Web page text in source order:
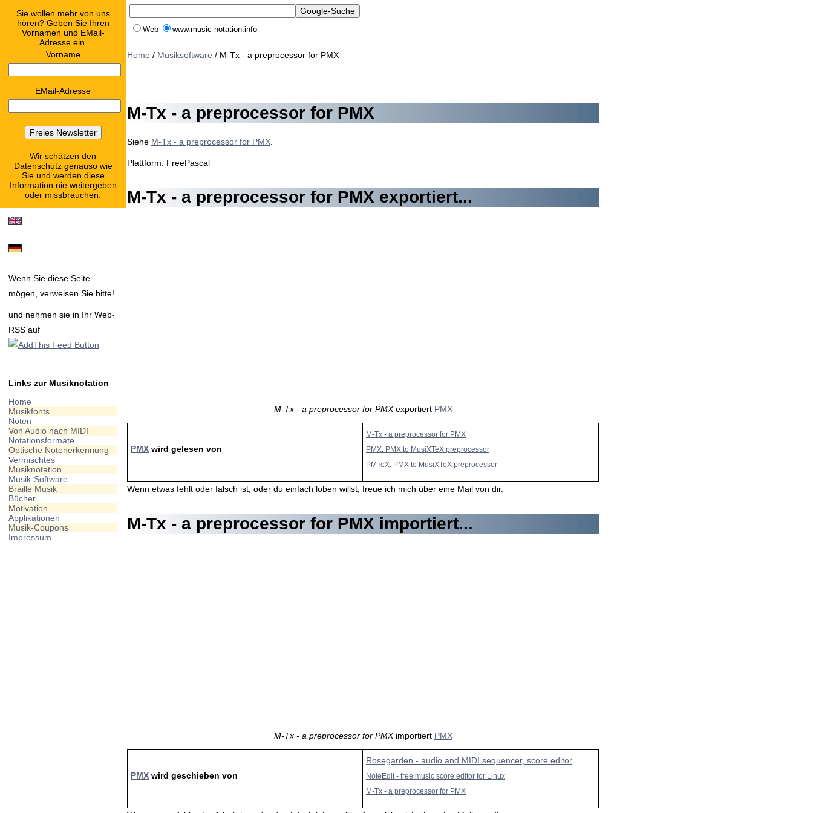
Sie wollen mehr von uns
hören? Geben Sie Ihren
Vornamen und EMail-
Adresse ein.
Vorname
EMail-Adresse
Wir schätzen den
Datenschutz genauso wie
Sie und werden diese
Information nie weitergeben
oder missbrauchen.
Wenn Sie diese Seite
mögen, verweisen Sie bitte!
und nehmen sie in Ihr Web-
RSS auf
Links zur Musiknotation
Home
Musikfonts
Noten
Von Audio nach MIDI
Notationsformate
Optische Notenerkennung
Vermischtes
Musiknotation
Musik-Software
Braille Musik
Bücher
Motivation
Applikationen
Musik-Coupons
Impressum
Web www.music-notation.info
Home / Musiksoftware / M-Tx - a preprocessor for PMX
M-Tx - a preprocessor for PMX
Siehe M-Tx - a preprocessor for PMX
Plattform: FreePascal
M-Tx - a preprocessor for PMX exportiert...
M-Tx - a preprocessor for PMXexportiert PMX
PMX wird gelesen von
M-Tx - a preprocessor for PMX
PMX: PMX to MusiXTeX preprocessor
PMTeX: PMX to MusiXTeX preprocessor
Wenn etwas fehlt oder falsch ist, oder du einfach loben willst, freue ich mich über eine Mail von dir.
M-Tx - a preprocessor for PMX importiert...
M-Tx - a preprocessor for PMXimportiert PMX
PMX wird geschieben von
Rosegarden - audio and MIDI sequencer, score editor
NoteEdit - free music score editor for Linux
M-Tx - a preprocessor for PMX